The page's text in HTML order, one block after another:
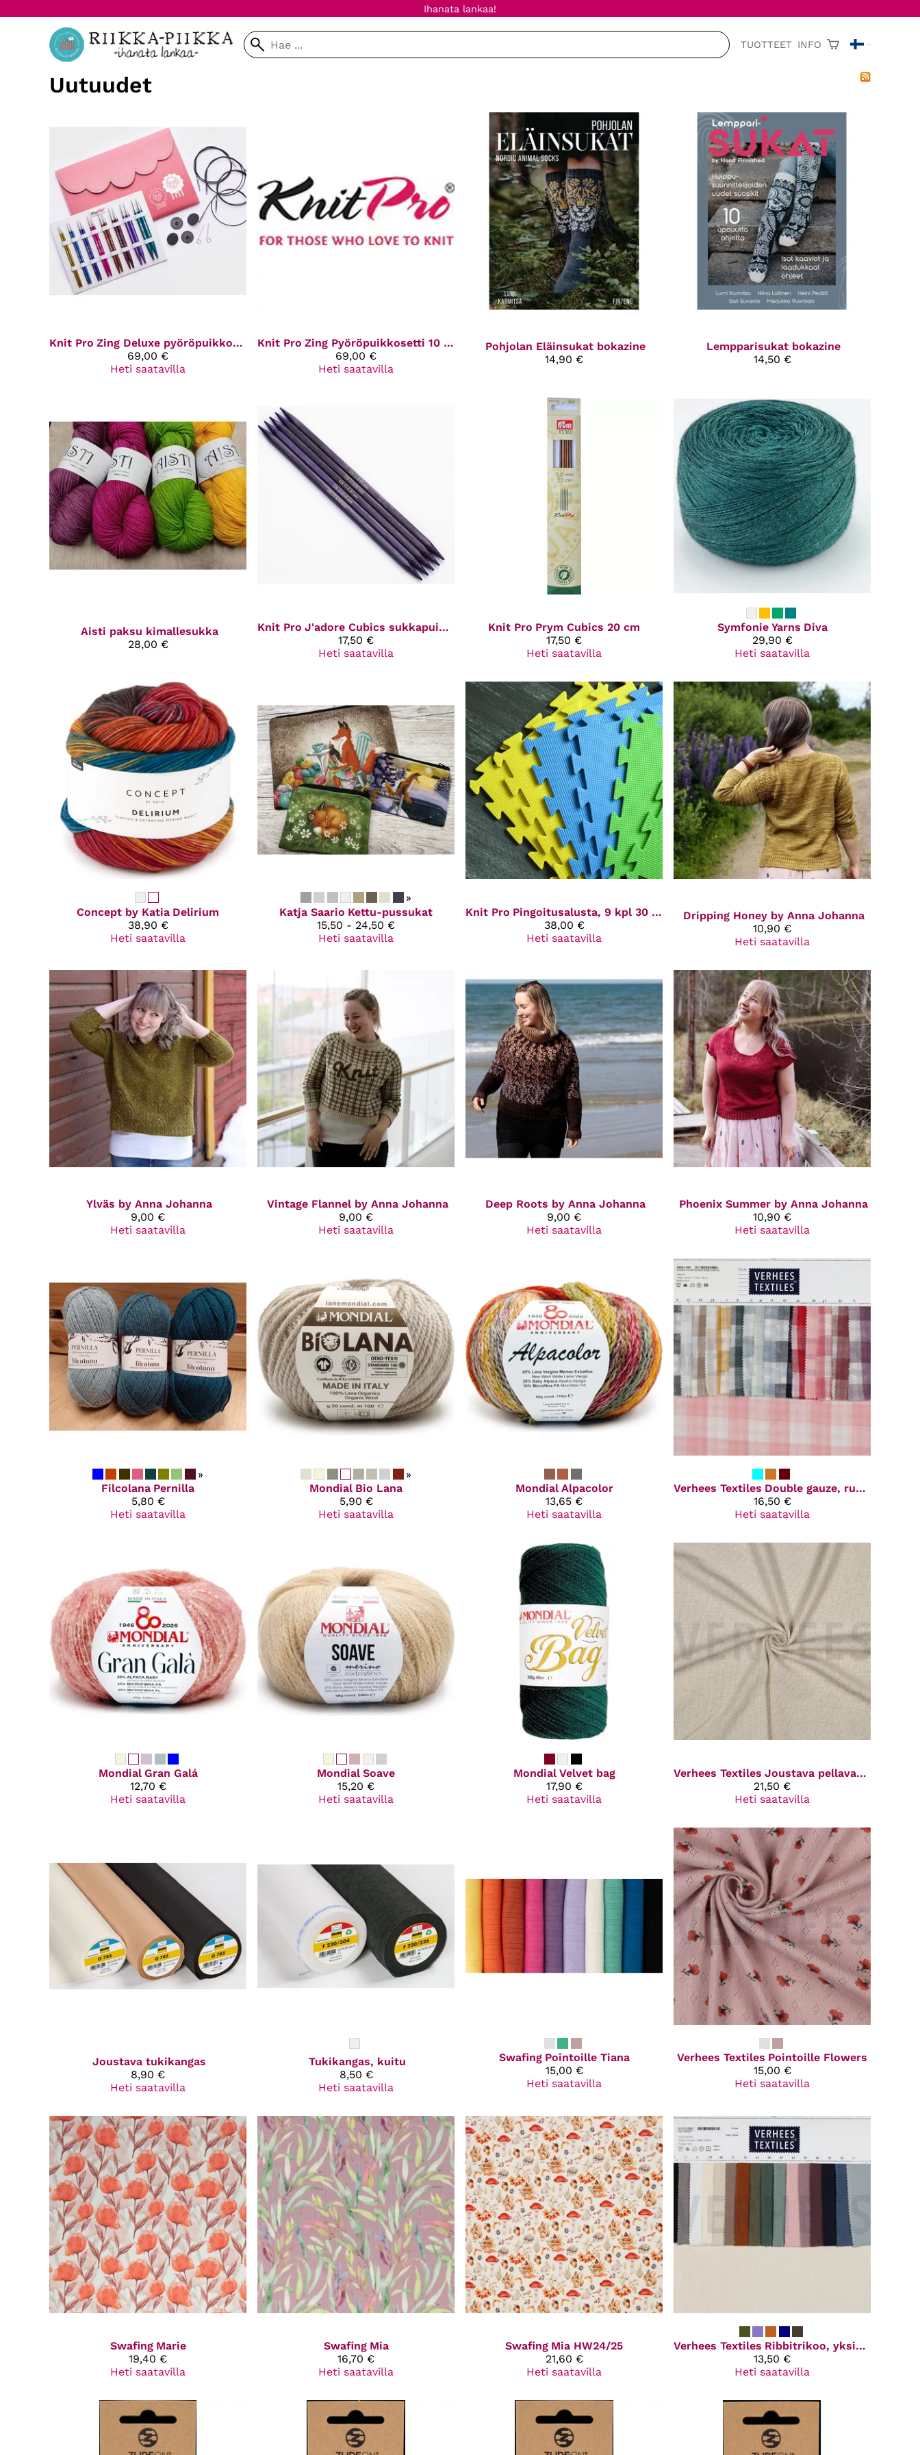
Ihanata lankaa!
TUOTTEET INFO
Uutuudet
Knit Pro
Zing Deluxe pyöröpuikkosetti 13 cm
69,00 €
Heti saatavilla
Knit Pro
Zing Pyöröpuikkosetti 10 cm
69,00 €
Heti saatavilla
Pohjolan Eläinsukat bokazine
14,90 €
Lempparisukat bokazine
14,50 €
Aisti paksu kimallesukka
28,00 €
Knit Pro
J'adore Cubics sukkapuikot 15 cm
17,50 €
Heti saatavilla
Knit Pro Prym Cubics 20 cm
17,50 €
Heti saatavilla
Symfonie Yarns Diva
29,90 €
Heti saatavilla
Concept by Katia Delirium
38,90 €
Heti saatavilla
»
Katja Saario Kettu-pussukat
15,50 - 24,50 €
Heti saatavilla
Knit Pro
Pingoitusalusta, 9 kpl 30 x 30 cm
38,00 €
Heti saatavilla
Dripping Honey by Anna Johanna
10,90 €
Heti saatavilla
Ylväs by Anna Johanna
9,00 €
Heti saatavilla
Vintage Flannel by Anna Johanna
9,00 €
Heti saatavilla
Deep Roots by Anna Johanna
9,00 €
Heti saatavilla
Phoenix Summer by Anna Johanna
10,90 €
Heti saatavilla
»
Filcolana Pernilla
5,80 €
Heti saatavilla
»
Mondial Bio Lana
5,90 €
Heti saatavilla
Mondial Alpacolor
13,65 €
Heti saatavilla
Verhees Textiles
Double gauze, ruudulliset
16,50 €
Heti saatavilla
Mondial Gran Galá
12,70 €
Heti saatavilla
Mondial Soave
15,20 €
Heti saatavilla
Mondial Velvet bag
17,90 €
Heti saatavilla
Verhees Textiles
Joustava pellavavohveli
21,50 €
Heti saatavilla
Joustava tukikangas
8,90 €
Heti saatavilla
Tukikangas, kuitu
8,50 €
Heti saatavilla
Swafing Pointoille Tiana
15,00 €
Heti saatavilla
Verhees Textiles Pointoille Flowers
15,00 €
Heti saatavilla
Swafing Marie
19,40 €
Heti saatavilla
Swafing Mia
16,70 €
Heti saatavilla
Swafing Mia HW24/25
21,60 €
Heti saatavilla
Verhees Textiles
Ribbitrikoo, yksivärinen
13,50 €
Heti saatavilla